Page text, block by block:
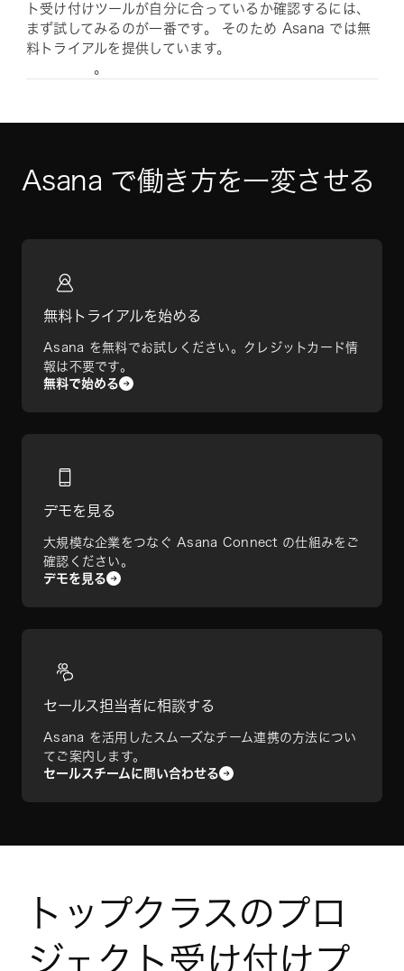
ト受け付けツールが自分に合っているか確認するには、
まず試してみるのが一番です。 そのため Asana では無
料トライアルを提供しています。
。
Asana で働き方を一変させる
無料トライアルを始める
Asana を無料でお試しください。クレジットカード情
報は不要です。
無料で始める
デモを見る
大規模な企業をつなぐ Asana Connect の仕組みをご
確認ください。
デモを見る
セールス担当者に相談する
Asana を活用したスムーズなチーム連携の方法につい
てご案内します。
セールスチームに問い合わせる
トップクラスのプロ
ジェクト受け付けプ